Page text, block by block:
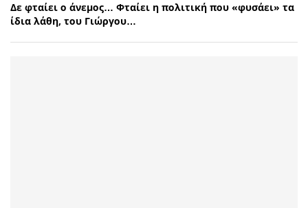
Δε φταίει ο άνεμος… Φταίει η πολιτική που «φυσάει» τα
ίδια λάθη, του Γιώργου…